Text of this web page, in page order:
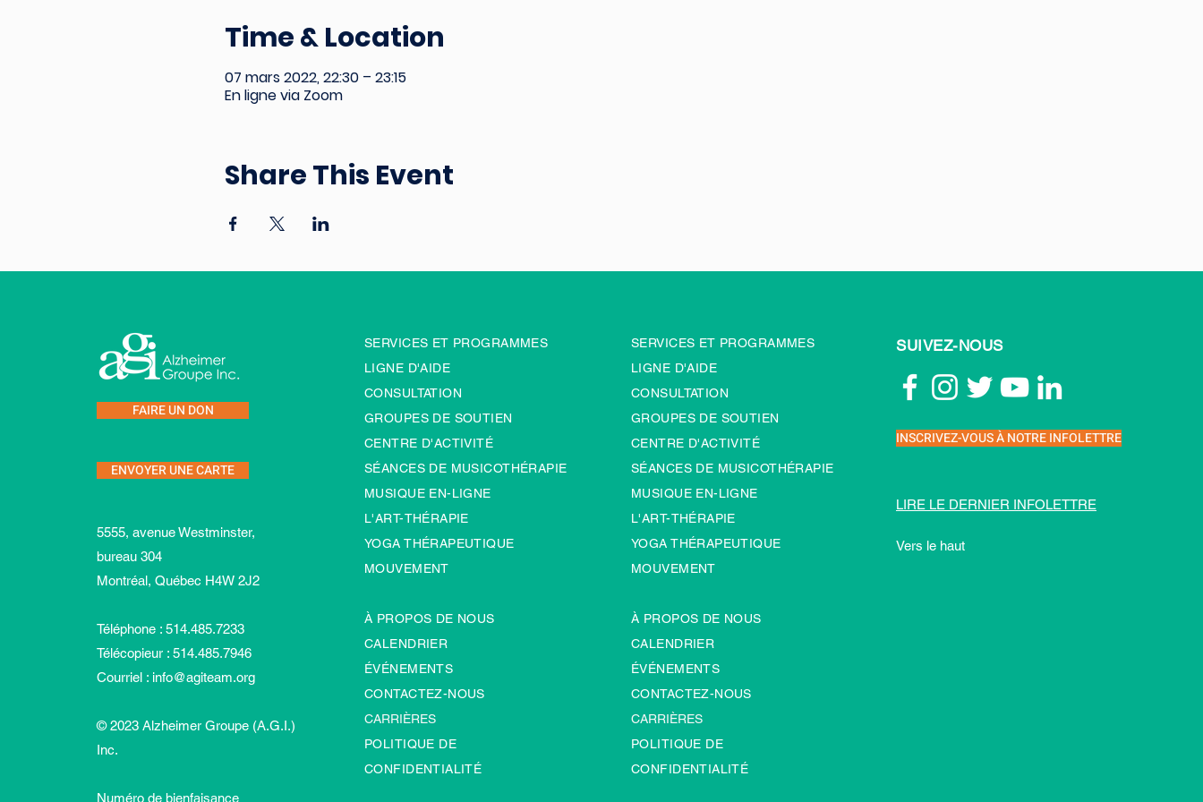
Time & Location
07 mars 2022, 22:30 – 23:15
En ligne via Zoom
Share This Event
FAIRE UN DON
ENVOYER UNE CARTE
5555, avenue Westminster,
bureau 304
Montréal, Québec H4W 2J2
Téléphone : 514.485.7233
Télécopieur : 514.485.7946
Courriel : info@agiteam.org
© 2023 Alzheimer Groupe (A.G.I.)
Inc.
Numéro de bienfaisance
SERVICES ET PROGRAMMES
LIGNE D'AIDE
CONSULTATION
GROUPES DE SOUTIEN
CENTRE D'ACTIVITÉ
SÉANCES DE MUSICOTHÉRAPIE
MUSIQUE EN-LIGNE
L'ART-THÉRAPIE
YOGA THÉRAPEUTIQUE
MOUVEMENT
À PROPOS DE NOUS
CALENDRIER
ÉVÉNEMENTS
CONTACTEZ-NOUS
CARRIÈRES
POLITIQUE DE
CONFIDENTIALITÉ
SERVICES ET PROGRAMMES
LIGNE D'AIDE
CONSULTATION
GROUPES DE SOUTIEN
CENTRE D'ACTIVITÉ
SÉANCES DE MUSICOTHÉRAPIE
MUSIQUE EN-LIGNE
L'ART-THÉRAPIE
YOGA THÉRAPEUTIQUE
MOUVEMENT
À PROPOS DE NOUS
CALENDRIER
ÉVÉNEMENTS
CONTACTEZ-NOUS
CARRIÈRES
POLITIQUE DE
CONFIDENTIALITÉ
SUIVEZ-NOUS
INSCRIVEZ-VOUS À NOTRE INFOLETTRE
LIRE LE DERNIER INFOLETTRE
Vers le haut